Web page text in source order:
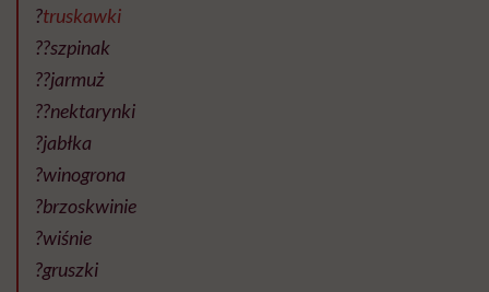
?truskawki
??szpinak
??jarmuż
??nektarynki
?jabłka
?winogrona
?brzoskwinie
?wiśnie
?gruszki